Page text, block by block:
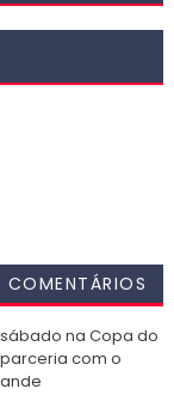
COMENTÁRIOS
na Copa do
com o